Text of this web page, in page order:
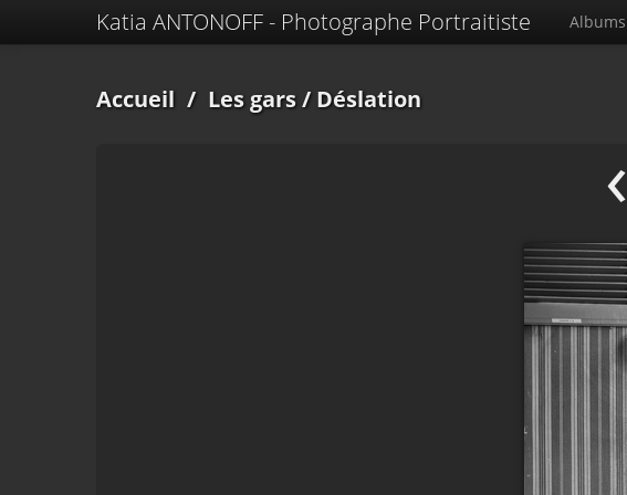
Katia ANTONOFF - Photographe Portraitiste Albums
Accueil / Les gars/ Déslation
‹